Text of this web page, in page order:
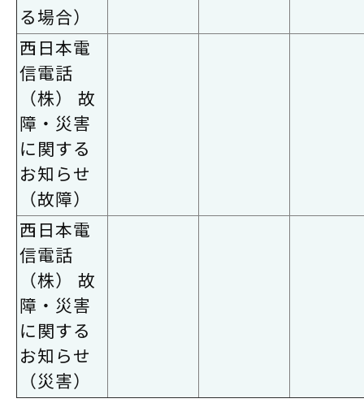
る場合）
西日本電
信電話
（株） 故
障・災害
に関する
お知らせ
（故障）
西日本電
信電話
（株） 故
障・災害
に関する
お知らせ
（災害）